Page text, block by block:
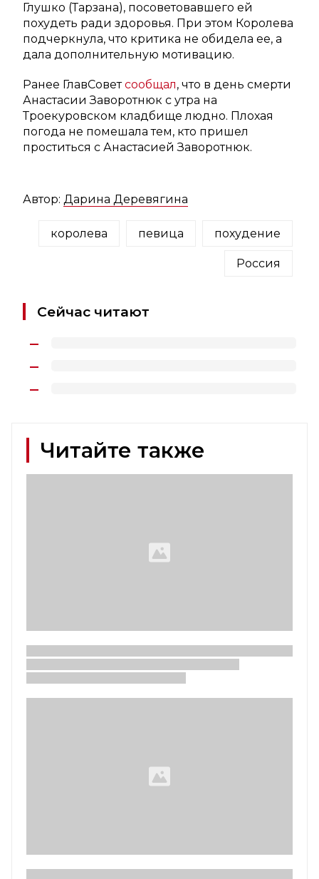
Глушко (Тарзана), посоветовавшего ей
похудеть ради здоровья. При этом Королева
подчеркнула, что критика не обидела ее, а
дала дополнительную мотивацию.
Ранее ГлавСоветсообщал, что в день смерти
Анастасии Заворотнюк с утра на
Троекуровском кладбище людно. Плохая
погода не помешала тем, кто пришел
проститься с Анастасией Заворотнюк.
Автор: Дарина Деревягина
королева певица похудение
Россия
Сейчас читают
Читайте также